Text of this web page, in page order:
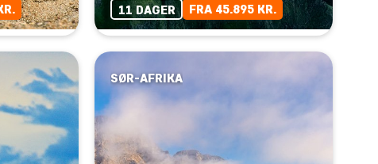
11 DAGER FRA 45.895 KR.
SØR-AFRIKA